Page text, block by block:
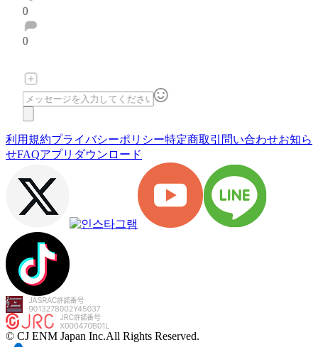
0
0
利用規約プライバシーポリシー特定商取引 問い合わせお知ら
せFAQアプリダウンロード
© CJ ENM Japan Inc.All Rights Reserved.